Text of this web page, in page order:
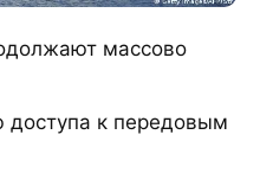
массово
к передовым